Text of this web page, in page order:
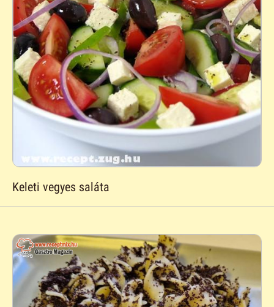
Keleti vegyes saláta